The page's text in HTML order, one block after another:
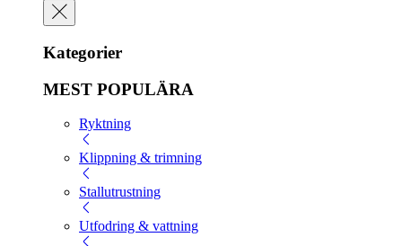
Kategorier
MEST POPULÄRA
Ryktning
Klippning & trimning
Stallutrustning
Utfodring & vattning